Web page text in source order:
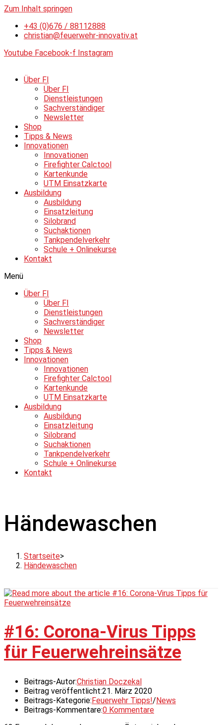
Zum Inhalt springen
+43 (0)676 / 88112888
christian@feuerwehr-innovativ.at
Youtube Facebook-f Instagram
Über FI
Über FI
Dienstleistungen
Sachverständiger
Newsletter
Shop
Tipps & News
Innovationen
Innovationen
Firefighter Calctool
Kartenkunde
UTM Einsatzkarte
Ausbildung
Ausbildung
Einsatzleitung
Silobrand
Suchaktionen
Tankpendelverkehr
Schule + Onlinekurse
Kontakt
Menü
Über FI
Über FI
Dienstleistungen
Sachverständiger
Newsletter
Shop
Tipps & News
Innovationen
Innovationen
Firefighter Calctool
Kartenkunde
UTM Einsatzkarte
Ausbildung
Ausbildung
Einsatzleitung
Silobrand
Suchaktionen
Tankpendelverkehr
Schule + Onlinekurse
Kontakt
Händewaschen
Startseite>
Händewaschen
#16: Corona-Virus Tipps
für Feuerwehreinsätze
Beitrags-Autor:Christian Doczekal
Beitrag veröffentlicht:21. März 2020
Beitrags-Kategorie: Feuerwehr Tipps!/ News
Beitrags-Kommentare:0 Kommentare